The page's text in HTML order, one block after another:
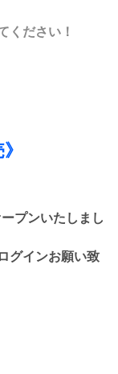
ください！
プンいたしまし
グインお願い致